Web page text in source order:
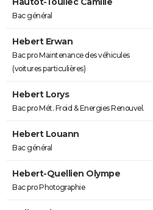
Bac général
Hebert Erwan
Bac pro Maintenance des véhicules
(voitures particulières)
Hebert Lorys
Bac pro Mét. Froid & Energies Renouvel.
Hebert Louann
Bac général
Hebert-Quellien Olympe
Bac pro Photographie